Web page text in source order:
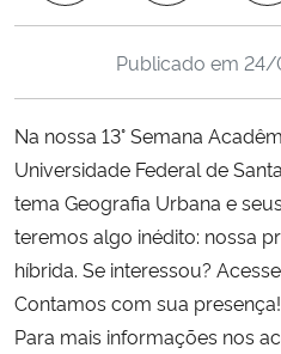
Ministério de Minas e Energia
Ministério da Ciência, Tecnologia,
Ministério do Meio Ambiente
Ministério do Turismo
Publicado em 24/
Na nossa 13° Semana
Universidade Federal de
tema Geografia Urbana e
teremos algo inédito: nossa
híbrida. Se interessou?
Contamos com sua presença!
Para mais informações nos